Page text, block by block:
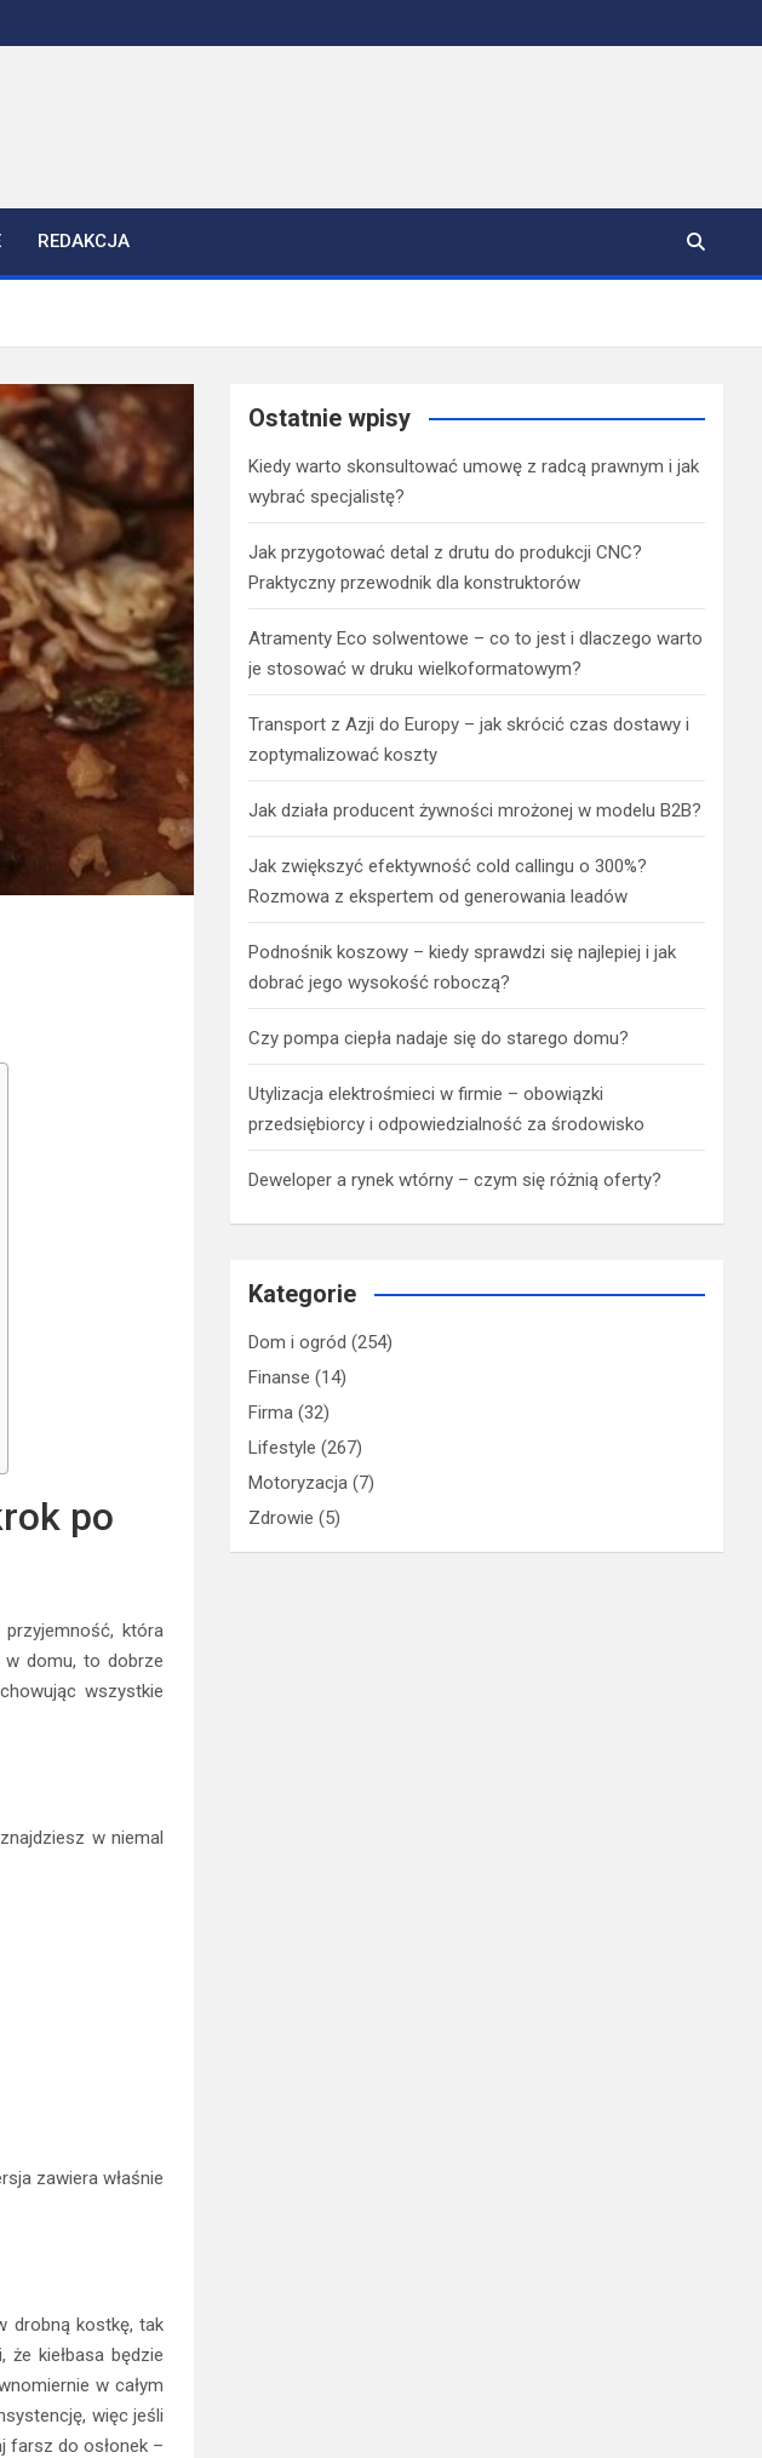
REDAKCJA
po
która
w domu, to dobrze
wszystkie
w niemal
zawiera właśnie
drobną kostkę, tak
kiełbasa będzie
w całym
więc jeśli
farsz do osłonek –
Ostatnie wpisy
Kiedy warto skonsultować umowę z radcą prawnym i jak
wybrać specjalistę?
Jak przygotować detal z drutu do produkcji CNC?
Praktyczny przewodnik dla konstruktorów
Atramenty Eco solwentowe – co to jest i dlaczego warto
je stosować w druku wielkoformatowym?
Transport z Azji do Europy – jak skrócić czas dostawy i
zoptymalizować koszty
Jak działa producent żywności mrożonej w modelu B2B?
Jak zwiększyć efektywność cold callingu o 300%?
Rozmowa z ekspertem od generowania leadów
Podnośnik koszowy – kiedy sprawdzi się najlepiej i jak
dobrać jego wysokość roboczą?
Czy pompa ciepła nadaje się do starego domu?
Utylizacja elektrośmieci w firmie – obowiązki
przedsiębiorcy i odpowiedzialność za środowisko
Deweloper a rynek wtórny – czym się różnią oferty?
Kategorie
Dom i ogród (254)
Finanse (14)
Firma (32)
Lifestyle (267)
Motoryzacja (7)
Zdrowie (5)